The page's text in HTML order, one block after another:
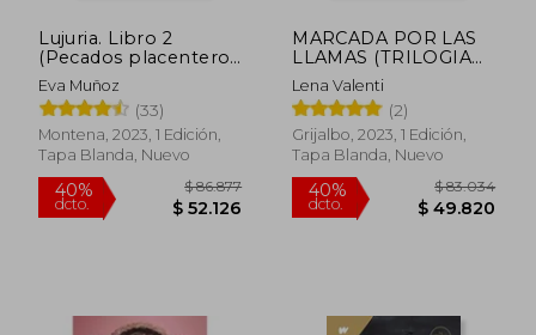
Lujuria. Libro 2
(Pecados placenteros
2)
Eva Muñoz
(33)
Montena, 2023, 1 Edición,
Tapa Blanda, Nuevo
MARCADA POR LAS
LLAMAS (TRILOGIA
DEL FUEGO
SAGRADO 2)
Lena Valenti
(2)
Grijalbo, 2023, 1 Edición,
Tapa Blanda, Nuevo